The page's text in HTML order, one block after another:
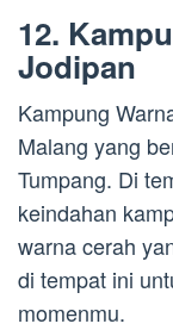
12.
Jodipan
Kampung
Malang yang
Tumpang. Di
keindahan
warna cerah
di tempat ini
momenmu.